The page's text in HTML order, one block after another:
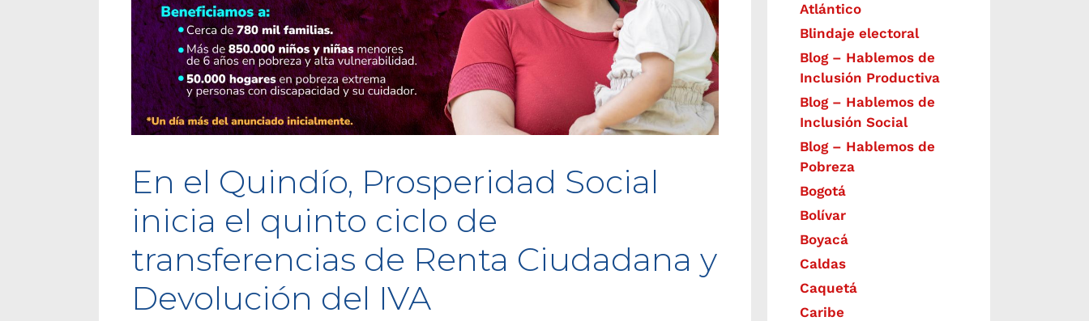
En el Quindío, Prosperidad Social
inicia el quinto ciclo de
transferencias de Renta Ciudadana y
Devolución del IVA
Atlántico
Blindaje electoral
Blog – Hablemos de
Inclusión Productiva
Blog – Hablemos de
Inclusión Social
Blog – Hablemos de
Pobreza
Bogotá
Bolívar
Boyacá
Caldas
Caquetá
Caribe